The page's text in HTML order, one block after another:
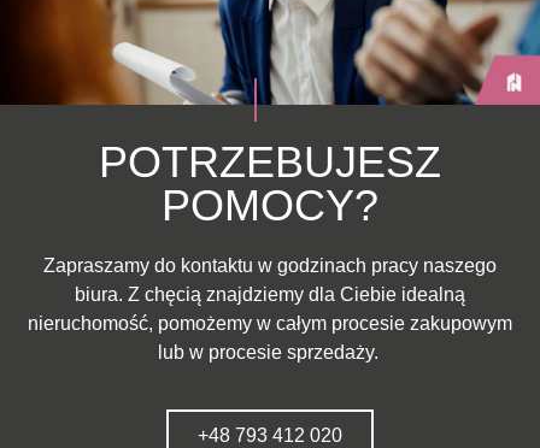
POTRZEBUJESZ
POMOCY?
Zapraszamy do kontaktu w godzinach pracy naszego
biura. Z chęcią znajdziemy dla Ciebie idealną
nieruchomość, pomożemy w całym procesie zakupowym
lub w procesie sprzedaży.
+48 793 412 020